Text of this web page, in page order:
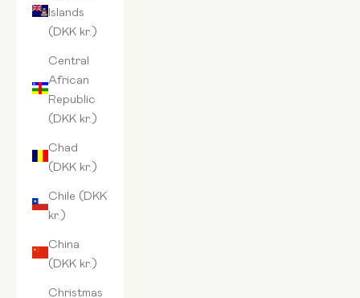
Islands
(DKK kr.)
Central
African
Republic
(DKK kr.)
Chad
(DKK kr.)
Chile (DKK
kr.)
China
(DKK kr.)
Christmas